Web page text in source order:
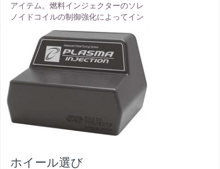
アイテム。燃料インジェクターのソレ
ノイドコイルの制御強化によってイン
thumbnail
ホイール選び